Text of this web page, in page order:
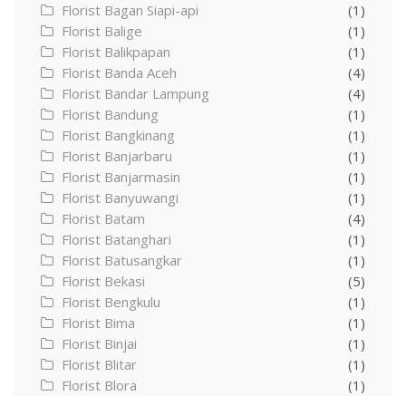
Florist Bagan Siapi-api
(1)
Florist Balige
(1)
Florist Balikpapan
(1)
Florist Banda Aceh
(4)
Florist Bandar Lampung
(4)
Florist Bandung
(1)
Florist Bangkinang
(1)
Florist Banjarbaru
(1)
Florist Banjarmasin
(1)
Florist Banyuwangi
(1)
Florist Batam
(4)
Florist Batanghari
(1)
Florist Batusangkar
(1)
Florist Bekasi
(5)
Florist Bengkulu
(1)
Florist Bima
(1)
Florist Binjai
(1)
Florist Blitar
(1)
Florist Blora
(1)